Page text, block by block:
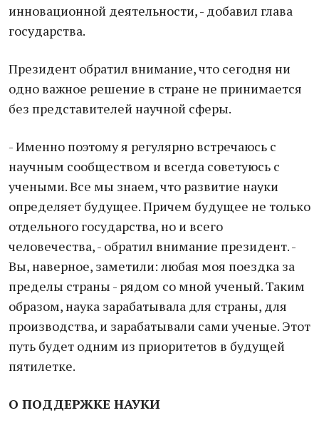
инновационной деятельности, - добавил глава
государства.
Президент обратил внимание, что сегодня ни
одно важное решение в стране не принимается
без представителей научной сферы.
- Именно поэтому я регулярно встречаюсь с
научным сообществом и всегда советуюсь с
учеными. Все мы знаем, что развитие науки
определяет будущее. Причем будущее не только
отдельного государства, но и всего
человечества, - обратил внимание президент. -
Вы, наверное, заметили: любая моя поездка за
пределы страны - рядом со мной ученый. Таким
образом, наука зарабатывала для страны, для
производства, и зарабатывали сами ученые. Этот
путь будет одним из приоритетов в будущей
пятилетке.
О ПОДДЕРЖКЕ НАУКИ